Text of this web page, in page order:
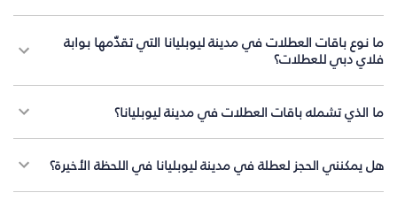
ما نوع باقات العطلات في مدينة ليوبليانا التي تقدّمها بوابة
فلاي دبي للعطلات؟
ما الذي تشمله باقات العطلات في مدينة ليوبليانا؟
هل يمكنني الحجز لعطلة في مدينة ليوبليانا في اللحظة الأخيرة؟